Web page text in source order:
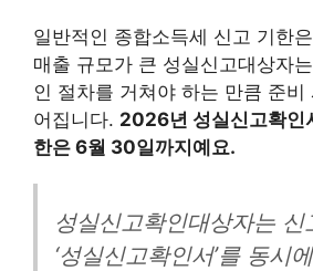
일반적인 종합소득세 신고 기한
매출 규모가 큰 성실신고대상자
인 절차를 거쳐야 하는 만큼 준비
어집니다. 2026년 성실신고확인
한은 6월 30일까지예요.
성실신고확인대상자는 신
‘성실신고확인서’를 동시